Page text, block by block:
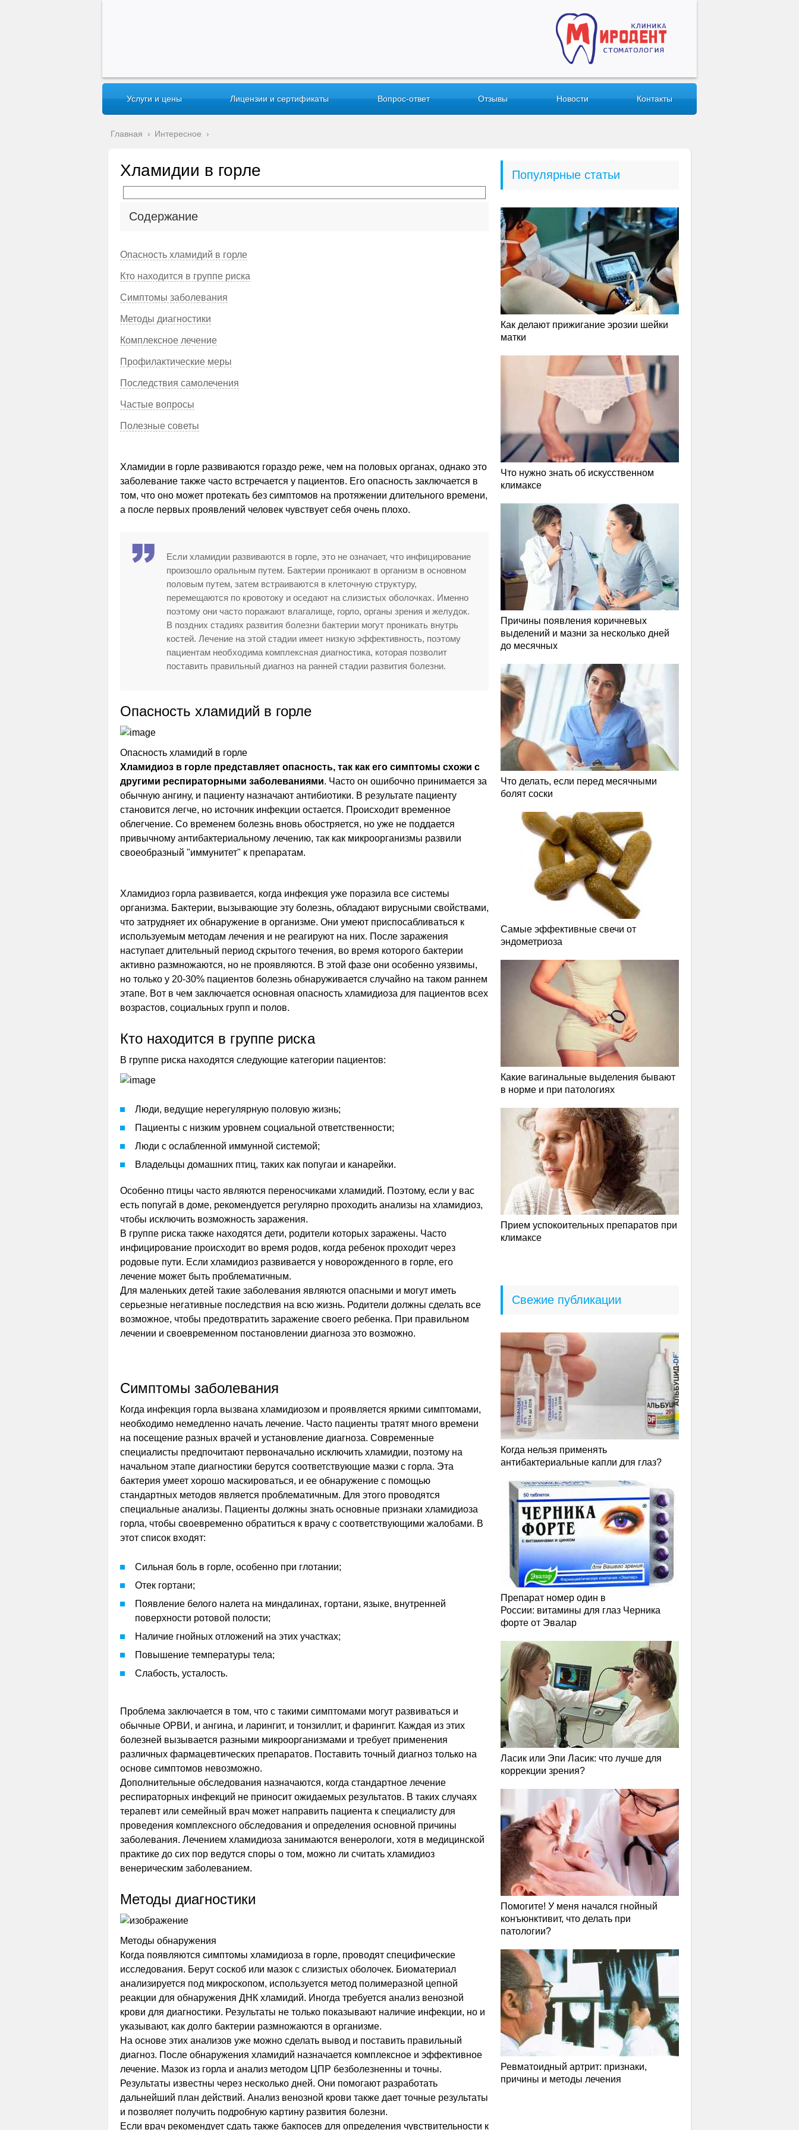
Услуги и цены Лицензии и сертификаты Вопрос-ответ Отзывы Новости Контакты
Главная › Интересное ›
Хламидии в горле
Содержание
Опасность хламидий в горле
Кто находится в группе риска
Симптомы заболевания
Методы диагностики
Комплексное лечение
Профилактические меры
Последствия самолечения
Частые вопросы
Полезные советы
Хламидии в горле развиваются гораздо реже, чем на половых органах, однако это
заболевание также часто встречается у пациентов. Его опасность заключается в
том, что оно может протекать без симптомов на протяжении длительного времени,
а после первых проявлений человек чувствует себя очень плохо.
Если хламидии развиваются в горле, это не означает, что инфицирование
произошло оральным путем. Бактерии проникают в организм в основном
половым путем, затем встраиваются в клеточную структуру,
перемещаются по кровотоку и оседают на слизистых оболочках. Именно
поэтому они часто поражают влагалище, горло, органы зрения и желудок.
В поздних стадиях развития болезни бактерии могут проникать внутрь
костей. Лечение на этой стадии имеет низкую эффективность, поэтому
пациентам необходима комплексная диагностика, которая позволит
поставить правильный диагноз на ранней стадии развития болезни.
Опасность хламидий в горле
Опасность хламидий в горле
Хламидиоз в горле представляет опасность, так как его симптомы схожи с
другими респираторными заболеваниями. Часто он ошибочно принимается за
обычную ангину, и пациенту назначают антибиотики. В результате пациенту
становится легче, но источник инфекции остается. Происходит временное
облегчение. Со временем болезнь вновь обостряется, но уже не поддается
привычному антибактериальному лечению, так как микроорганизмы развили
своеобразный "иммунитет" к препаратам.
Хламидиоз горла развивается, когда инфекция уже поразила все системы
организма. Бактерии, вызывающие эту болезнь, обладают вирусными свойствами,
что затрудняет их обнаружение в организме. Они умеют приспосабливаться к
используемым методам лечения и не реагируют на них. После заражения
наступает длительный период скрытого течения, во время которого бактерии
активно размножаются, но не проявляются. В этой фазе они особенно уязвимы,
но только у 20-30% пациентов болезнь обнаруживается случайно на таком раннем
этапе. Вот в чем заключается основная опасность хламидиоза для пациентов всех
возрастов, социальных групп и полов.
Кто находится в группе риска
В группе риска находятся следующие категории пациентов:
Люди, ведущие нерегулярную половую жизнь;
Пациенты с низким уровнем социальной ответственности;
Люди с ослабленной иммунной системой;
Владельцы домашних птиц, таких как попугаи и канарейки.
Особенно птицы часто являются переносчиками хламидий. Поэтому, если у вас
есть попугай в доме, рекомендуется регулярно проходить анализы на хламидиоз,
чтобы исключить возможность заражения.
В группе риска также находятся дети, родители которых заражены. Часто
инфицирование происходит во время родов, когда ребенок проходит через
родовые пути. Если хламидиоз развивается у новорожденного в горле, его
лечение может быть проблематичным.
Для маленьких детей такие заболевания являются опасными и могут иметь
серьезные негативные последствия на всю жизнь. Родители должны сделать все
возможное, чтобы предотвратить заражение своего ребенка. При правильном
лечении и своевременном постановлении диагноза это возможно.
Симптомы заболевания
Когда инфекция горла вызвана хламидиозом и проявляется яркими симптомами,
необходимо немедленно начать лечение. Часто пациенты тратят много времени
на посещение разных врачей и установление диагноза. Современные
специалисты предпочитают первоначально исключить хламидии, поэтому на
начальном этапе диагностики берутся соответствующие мазки с горла. Эта
бактерия умеет хорошо маскироваться, и ее обнаружение с помощью
стандартных методов является проблематичным. Для этого проводятся
специальные анализы. Пациенты должны знать основные признаки хламидиоза
горла, чтобы своевременно обратиться к врачу с соответствующими жалобами. В
этот список входят:
Сильная боль в горле, особенно при глотании;
Отек гортани;
Появление белого налета на миндалинах, гортани, языке, внутренней
поверхности ротовой полости;
Наличие гнойных отложений на этих участках;
Повышение температуры тела;
Слабость, усталость.
Проблема заключается в том, что с такими симптомами могут развиваться и
обычные ОРВИ, и ангина, и ларингит, и тонзиллит, и фарингит. Каждая из этих
болезней вызывается разными микроорганизмами и требует применения
различных фармацевтических препаратов. Поставить точный диагноз только на
основе симптомов невозможно.
Дополнительные обследования назначаются, когда стандартное лечение
респираторных инфекций не приносит ожидаемых результатов. В таких случаях
терапевт или семейный врач может направить пациента к специалисту для
проведения комплексного обследования и определения основной причины
заболевания. Лечением хламидиоза занимаются венерологи, хотя в медицинской
практике до сих пор ведутся споры о том, можно ли считать хламидиоз
венерическим заболеванием.
Методы диагностики
Методы обнаружения
Когда появляются симптомы хламидиоза в горле, проводят специфические
исследования. Берут соскоб или мазок с слизистых оболочек. Биоматериал
анализируется под микроскопом, используется метод полимеразной цепной
реакции для обнаружения ДНК хламидий. Иногда требуется анализ венозной
крови для диагностики. Результаты не только показывают наличие инфекции, но и
указывают, как долго бактерии размножаются в организме.
На основе этих анализов уже можно сделать вывод и поставить правильный
диагноз. После обнаружения хламидий назначается комплексное и эффективное
лечение. Мазок из горла и анализ методом ЦПР безболезненны и точны.
Результаты известны через несколько дней. Они помогают разработать
дальнейший план действий. Анализ венозной крови также дает точные результаты
и позволяет получить подробную картину развития болезни.
Если врач рекомендует сдать также бакпосев для определения чувствительности к
Популярные статьи
Как делают прижигание эрозии шейки
матки
Что нужно знать об искусственном
климаксе
Причины появления коричневых
выделений и мазни за несколько дней
до месячных
Что делать, если перед месячными
болят соски
Самые эффективные свечи от
эндометриоза
Какие вагинальные выделения бывают
в норме и при патологиях
Прием успокоительных препаратов при
климаксе
Свежие публикации
Когда нельзя применять
антибактериальные капли для глаз?
Препарат номер один в
России: витамины для глаз Черника
форте от Эвалар
Ласик или Эпи Ласик: что лучше для
коррекции зрения?
Помогите! У меня начался гнойный
конъюнктивит, что делать при
патологии?
Ревматоидный артрит: признаки,
причины и методы лечения